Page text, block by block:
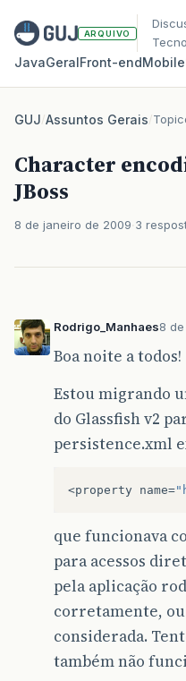
ARQUIVO
JavaGeralFront‑endMobile
GUJ/Assuntos Gerais/
Character
JBoss
8 de janeiro de 2009 3
Rodrigo_Manhaes8
Boa noite a todos!
Estou migrando
do Glassfish v2
persistence.xml
<property name=
que funcionava
para acessos
pela aplicação
corretamente, ou
considerada.
também não